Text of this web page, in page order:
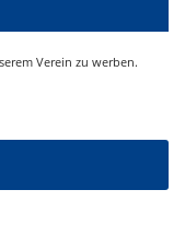
Verein zu werben.